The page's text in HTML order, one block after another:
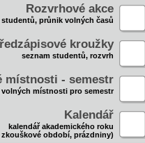
Rozvrhové akce
studentů, průnik volných časů
kroužky
seznam studentů, rozvrh
místnosti - semestr
volných místnosti pro semestr
Kalendář
kalendář akademického roku
období, prázdniny)